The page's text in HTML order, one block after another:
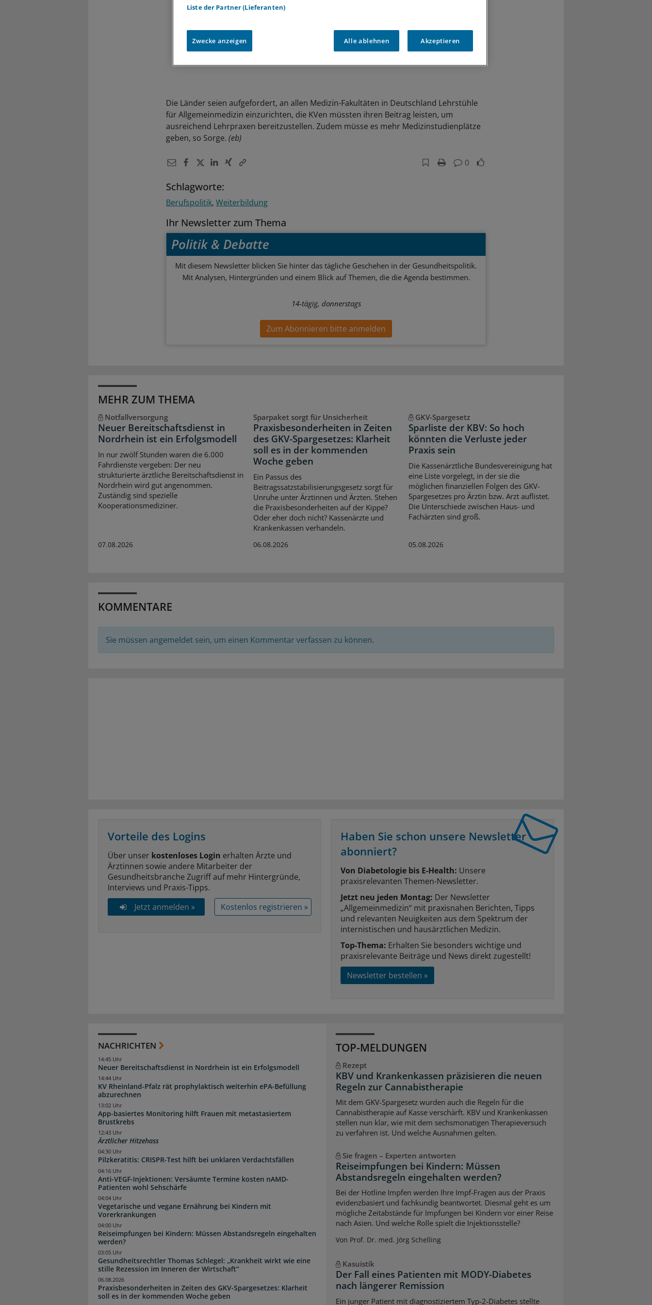
Die Länder seien aufgefordert, an allen Medizin-Fakultäten in Deutschland Lehrstühle
für Allgemeinmedizin einzurichten, die KVen müssten ihren Beitrag leisten, um
ausreichend Lehrpraxen bereitzustellen. Zudem müsse es mehr Medizinstudienplätze
geben, so Sorge. (eb)
0
Schlagworte:
Berufspolitik Weiterbildung
Ihr Newsletter zum Thema
Politik & Debatte
Mit diesem Newsletter blicken Sie hinter das tägliche Geschehen in der Gesundheitspolitik.
Mit Analysen, Hintergründen und einem Blick auf Themen, die die Agenda bestimmen.
14-tägig, donnerstags
Zum Abonnieren bitte anmelden
MEHR ZUM THEMA
Notfallversorgung
Neuer Bereitschaftsdienst in
Nordrhein ist ein Erfolgsmodell
In nur zwölf Stunden waren die 6.000
Fahrdienste vergeben: Der neu
strukturierte ärztliche Bereitschaftsdienst in
Nordrhein wird gut angenommen.
Zuständig sind spezielle
Kooperationsmediziner.
07.08.2026
Sparpaket sorgt für Unsicherheit
Praxisbesonderheiten in Zeiten
des GKV-Spargesetzes: Klarheit
soll es in der kommenden
Woche geben
Ein Passus des
Beitragssatzstabilisierungsgesetz sorgt für
Unruhe unter Ärztinnen und Ärzten. Stehen
die Praxisbesonderheiten auf der Kippe?
Oder eher doch nicht? Kassenärzte und
Krankenkassen verhandeln.
06.08.2026
GKV-Spargesetz
Sparliste der KBV: So hoch
könnten die Verluste jeder
Praxis sein
Die Kassenärztliche Bundesvereinigung hat
eine Liste vorgelegt, in der sie die
möglichen finanziellen Folgen des GKV-
Spargesetzes pro Ärztin bzw. Arzt auflistet.
Die Unterschiede zwischen Haus- und
Fachärzten sind groß.
05.08.2026
KOMMENTARE
Sie müssen angemeldet sein, um einen Kommentar verfassen zu können.
Vorteile des Logins
Über unser kostenloses Login erhalten Ärzte und
Ärztinnen sowie andere Mitarbeiter der
Gesundheitsbranche Zugriff auf mehr Hintergründe,
Interviews und Praxis-Tipps.
Jetzt anmelden »
Kostenlos registrieren »
Haben Sie schon unsere Newsletter
abonniert?
Von Diabetologie bis E-Health: Unsere
praxisrelevanten Themen-Newsletter.
Jetzt neu jeden Montag: Der Newsletter
„Allgemeinmedizin“ mit praxisnahen Berichten, Tipps
und relevanten Neuigkeiten aus dem Spektrum der
internistischen und hausärztlichen Medizin.
Top-Thema: Erhalten Sie besonders wichtige und
praxisrelevante Beiträge und News direkt zugestellt!
Newsletter bestellen »
NACHRICHTEN
Neuer Bereitschaftsdienst in Nordrhein ist ein Erfolgsmodell
14:45 Uhr
KV Rheinland-Pfalz rät prophylaktisch weiterhin ePA-Befüllung
abzurechnen
14:44 Uhr
App-basiertes Monitoring hilft Frauen mit metastasiertem
Brustkrebs
13:02 Uhr
Ärztlicher Hitzehass
12:43 Uhr
Pilzkeratitis: CRISPR-Test hilft bei unklaren Verdachtsfällen
04:30 Uhr
Anti-VEGF-Injektionen: Versäumte Termine kosten nAMD-
Patienten wohl Sehschärfe
04:16 Uhr
Vegetarische und vegane Ernährung bei Kindern mit
Vorerkrankungen
04:04 Uhr
Reiseimpfungen bei Kindern: Müssen Abstandsregeln eingehalten
werden?
04:00 Uhr
Gesundheitsrechtler Thomas Schlegel: „Krankheit wirkt wie eine
stille Rezession im Inneren der Wirtschaft“
03:05 Uhr
Praxisbesonderheiten in Zeiten des GKV-Spargesetzes: Klarheit
soll es in der kommenden Woche geben
06.08.2026
TOP-MELDUNGEN
Rezept
KBV und Krankenkassen präzisieren die neuen
Regeln zur Cannabistherapie
Mit dem GKV-Spargesetz wurden auch die Regeln für die
Cannabistherapie auf Kasse verschärft. KBV und Krankenkassen
stellen nun klar, wie mit dem sechsmonatigen Therapieversuch
zu verfahren ist. Und welche Ausnahmen gelten.
Sie fragen – Experten antworten
Reiseimpfungen bei Kindern: Müssen
Abstandsregeln eingehalten werden?
Bei der Hotline Impfen werden Ihre Impf-Fragen aus der Praxis
evidenzbasiert und fachkundig beantwortet. Diesmal geht es um
mögliche Zeitabstände für Impfungen bei Kindern vor einer Reise
nach Asien. Und welche Rolle spielt die Injektionsstelle?
Von Prof. Dr. med. Jörg Schelling
Kasuistik
Der Fall eines Patienten mit MODY-Diabetes
nach längerer Remission
Ein junger Patient mit diagnostiziertem Typ-2-Diabetes stellte
Liste der Partner (Lieferanten)
Zwecke anzeigen Alle ablehnen Akzeptieren